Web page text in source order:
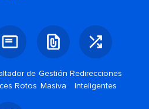
de
Rotos
Gestión
Masiva
Redirecciones
Inteligentes